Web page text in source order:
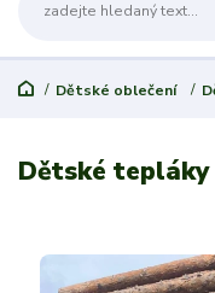
Dětské oblečení
Dětské tepláky